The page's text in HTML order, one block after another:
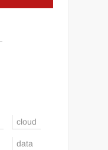
cloud
data